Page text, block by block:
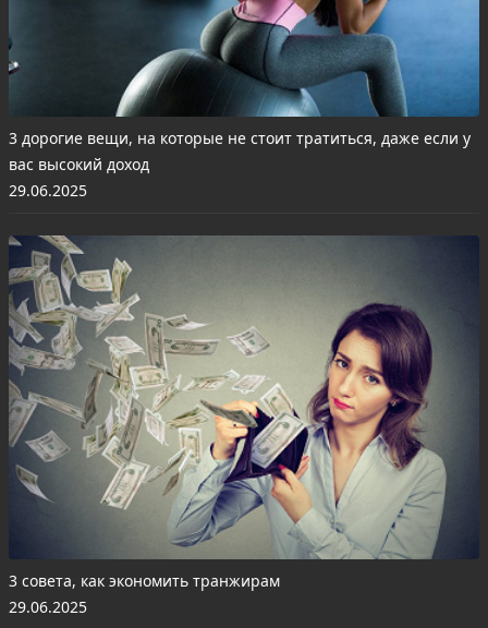
3 дорогие вещи, на которые не стоит тратиться, даже если у
вас высокий доход
29.06.2025
3 совета, как экономить транжирам
29.06.2025